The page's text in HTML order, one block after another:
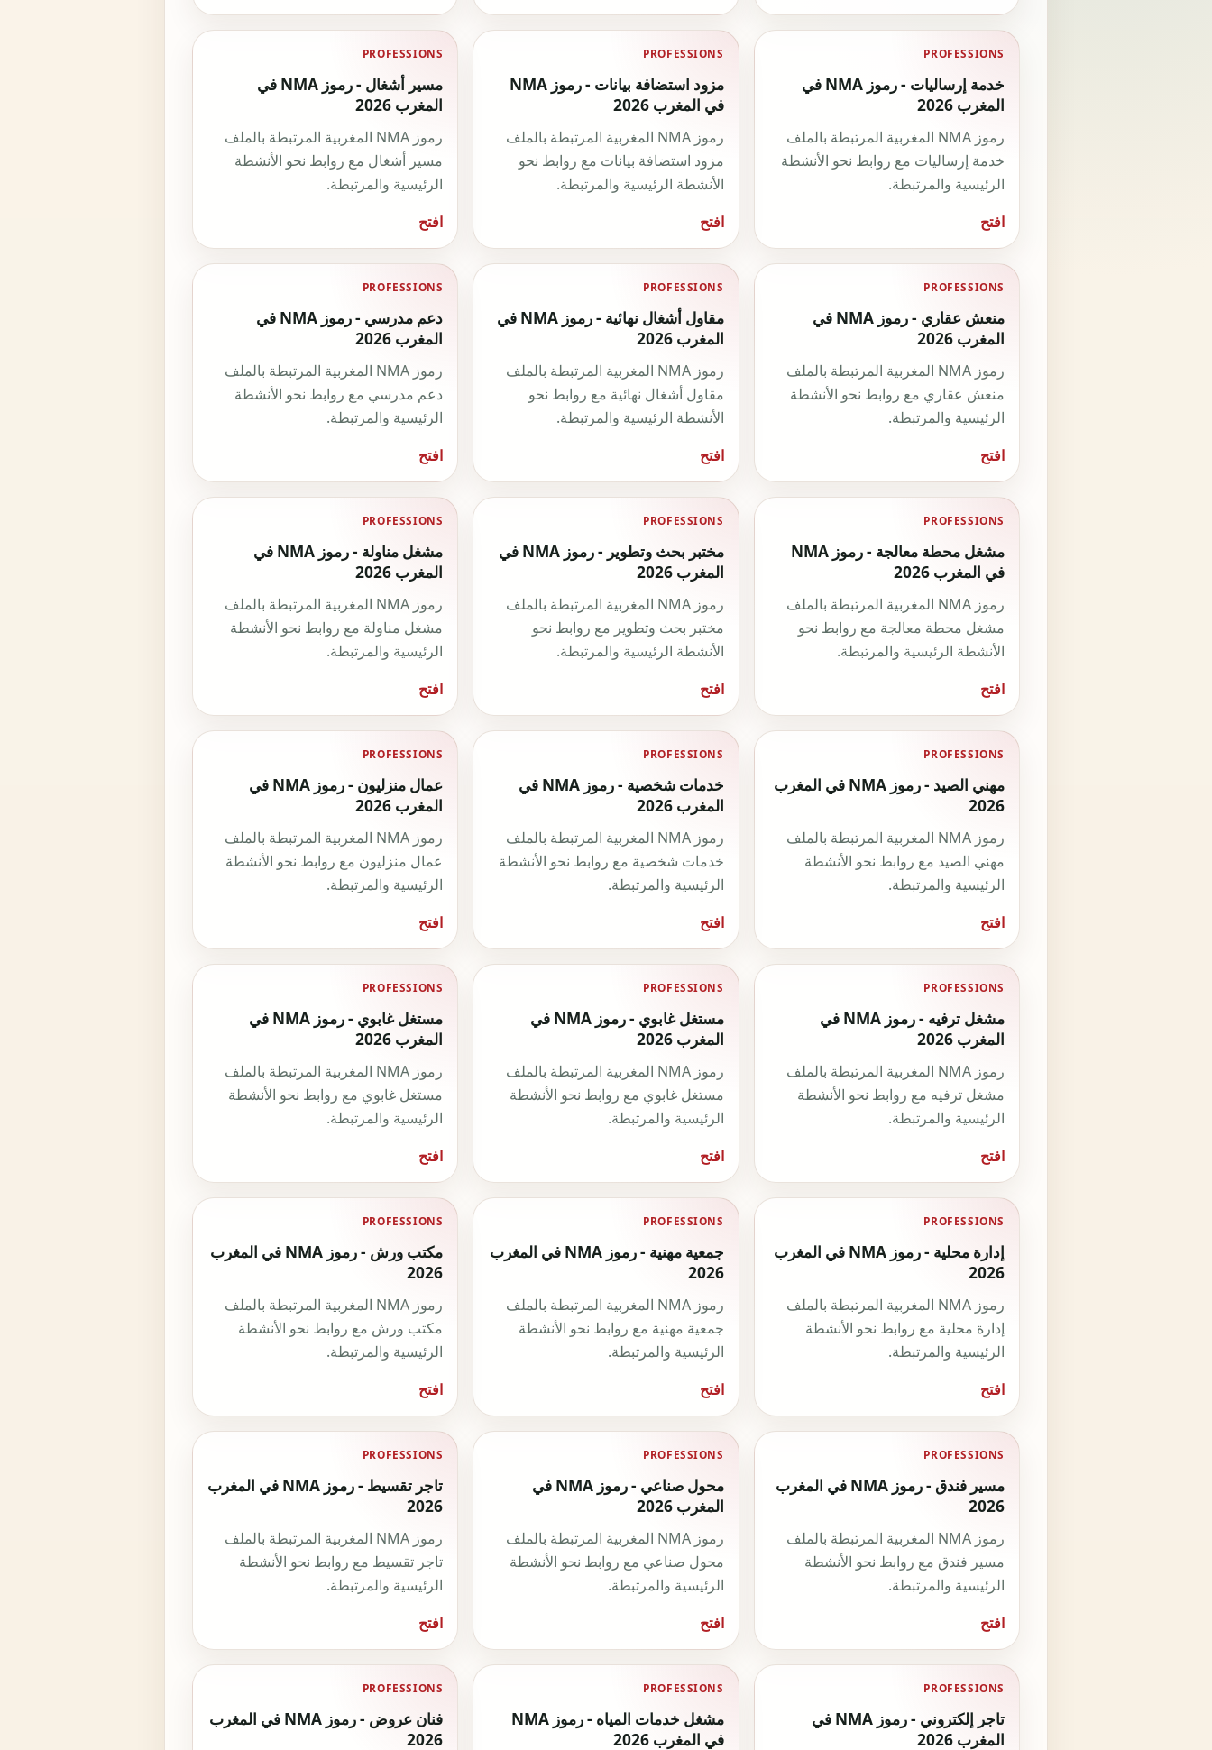
PROFESSIONS
خدمة إرساليات - رموز NMA في
المغرب 2026
رموز NMA المغربية المرتبطة بالملف
خدمة إرساليات مع روابط نحو الأنشطة
الرئيسية والمرتبطة.
افتح
PROFESSIONS
مزود استضافة بيانات - رموز NMA
في المغرب 2026
رموز NMA المغربية المرتبطة بالملف
مزود استضافة بيانات مع روابط نحو
الأنشطة الرئيسية والمرتبطة.
افتح
PROFESSIONS
مسير أشغال - رموز NMA في
المغرب 2026
رموز NMA المغربية المرتبطة بالملف
مسير أشغال مع روابط نحو الأنشطة
الرئيسية والمرتبطة.
افتح
PROFESSIONS
منعش عقاري - رموز NMA في
المغرب 2026
رموز NMA المغربية المرتبطة بالملف
منعش عقاري مع روابط نحو الأنشطة
الرئيسية والمرتبطة.
افتح
PROFESSIONS
مقاول أشغال نهائية - رموز NMA في
المغرب 2026
رموز NMA المغربية المرتبطة بالملف
مقاول أشغال نهائية مع روابط نحو
الأنشطة الرئيسية والمرتبطة.
افتح
PROFESSIONS
دعم مدرسي - رموز NMA في
المغرب 2026
رموز NMA المغربية المرتبطة بالملف
دعم مدرسي مع روابط نحو الأنشطة
الرئيسية والمرتبطة.
افتح
PROFESSIONS
مشغل محطة معالجة - رموز NMA
في المغرب 2026
رموز NMA المغربية المرتبطة بالملف
مشغل محطة معالجة مع روابط نحو
الأنشطة الرئيسية والمرتبطة.
افتح
PROFESSIONS
مختبر بحث وتطوير - رموز NMA في
المغرب 2026
رموز NMA المغربية المرتبطة بالملف
مختبر بحث وتطوير مع روابط نحو
الأنشطة الرئيسية والمرتبطة.
افتح
PROFESSIONS
مشغل مناولة - رموز NMA في
المغرب 2026
رموز NMA المغربية المرتبطة بالملف
مشغل مناولة مع روابط نحو الأنشطة
الرئيسية والمرتبطة.
افتح
PROFESSIONS
مهني الصيد - رموز NMA في المغرب
2026
رموز NMA المغربية المرتبطة بالملف
مهني الصيد مع روابط نحو الأنشطة
الرئيسية والمرتبطة.
افتح
PROFESSIONS
خدمات شخصية - رموز NMA في
المغرب 2026
رموز NMA المغربية المرتبطة بالملف
خدمات شخصية مع روابط نحو الأنشطة
الرئيسية والمرتبطة.
افتح
PROFESSIONS
عمال منزليون - رموز NMA في
المغرب 2026
رموز NMA المغربية المرتبطة بالملف
عمال منزليون مع روابط نحو الأنشطة
الرئيسية والمرتبطة.
افتح
PROFESSIONS
مشغل ترفيه - رموز NMA في
المغرب 2026
رموز NMA المغربية المرتبطة بالملف
مشغل ترفيه مع روابط نحو الأنشطة
الرئيسية والمرتبطة.
افتح
PROFESSIONS
مستغل غابوي - رموز NMA في
المغرب 2026
رموز NMA المغربية المرتبطة بالملف
مستغل غابوي مع روابط نحو الأنشطة
الرئيسية والمرتبطة.
افتح
PROFESSIONS
مستغل غابوي - رموز NMA في
المغرب 2026
رموز NMA المغربية المرتبطة بالملف
مستغل غابوي مع روابط نحو الأنشطة
الرئيسية والمرتبطة.
افتح
PROFESSIONS
إدارة محلية - رموز NMA في المغرب
2026
رموز NMA المغربية المرتبطة بالملف
إدارة محلية مع روابط نحو الأنشطة
الرئيسية والمرتبطة.
افتح
PROFESSIONS
جمعية مهنية - رموز NMA في المغرب
2026
رموز NMA المغربية المرتبطة بالملف
جمعية مهنية مع روابط نحو الأنشطة
الرئيسية والمرتبطة.
افتح
PROFESSIONS
مكتب ورش - رموز NMA في المغرب
2026
رموز NMA المغربية المرتبطة بالملف
مكتب ورش مع روابط نحو الأنشطة
الرئيسية والمرتبطة.
افتح
PROFESSIONS
مسير فندق - رموز NMA في المغرب
2026
رموز NMA المغربية المرتبطة بالملف
مسير فندق مع روابط نحو الأنشطة
الرئيسية والمرتبطة.
افتح
PROFESSIONS
محول صناعي - رموز NMA في
المغرب 2026
رموز NMA المغربية المرتبطة بالملف
محول صناعي مع روابط نحو الأنشطة
الرئيسية والمرتبطة.
افتح
PROFESSIONS
تاجر تقسيط - رموز NMA في المغرب
2026
رموز NMA المغربية المرتبطة بالملف
تاجر تقسيط مع روابط نحو الأنشطة
الرئيسية والمرتبطة.
افتح
PROFESSIONS
تاجر إلكتروني - رموز NMA في
المغرب 2026
PROFESSIONS
مشغل خدمات المياه - رموز NMA
في المغرب 2026
PROFESSIONS
فنان عروض - رموز NMA في المغرب
2026